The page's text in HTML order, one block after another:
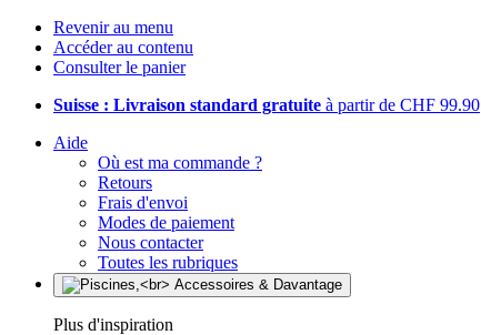
Revenir au menu
Accéder au contenu
Consulter le panier
Suisse : Livraison standard gratuite à partir de CHF 99.90
Aide
Où est ma commande ?
Retours
Frais d'envoi
Modes de paiement
Nous contacter
Toutes les rubriques
Plus d'inspiration